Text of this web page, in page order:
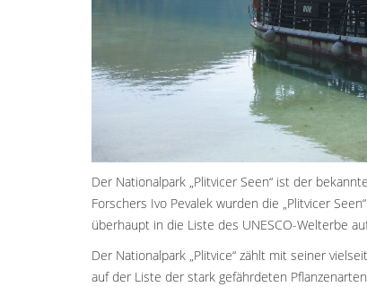
Der Nationalpark „Plitvicer Seen“ ist der
Forschers Ivo Pevalek wurden die „Plitvicer
überhaupt in die Liste des UNESCO-Welterbe
Der Nationalpark „Plitvice“ zählt mit seiner
auf der Liste der stark gefährdeten